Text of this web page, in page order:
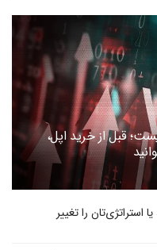
قبل از خرید اپل،
استراتژی‌تان را تغییر